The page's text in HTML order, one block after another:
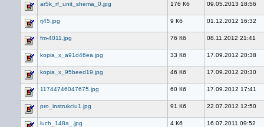
ar5k_rf_unit_shema_0.jpg 176 Кб 09.05.2013 18:56
rj45.jpg 9 Кб 01.12.2012 16:32
fm-4011.jpg 76 Кб 08.11.2012 21:41
kopia_x_a91d46ea.jpg 33 Кб 17.09.2012 20:38
kopia_x_95beed19.jpg 46 Кб 17.09.2012 20:30
11744746047675.jpg 60 Кб 17.09.2012 17:41
pro_instrukciu1.jpg 91 Кб 22.07.2012 12:50
luch_148a_.jpg 4 Кб 16.07.2011 09:52